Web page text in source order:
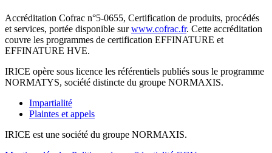
Accréditation Cofrac n°5-0655, Certification de produits, procédés
et services, portée disponible surwww.cofrac.fr. Cette accréditation
couvre les programmes de certification EFFINATURE et
EFFINATURE HVE.
IRICE opère sous licence les référentiels publiés sous le programme
NORMATYS, société distincte du groupe NORMAXIS.
Impartialité
Plaintes et appels
IRICE est une société du groupe NORMAXIS.